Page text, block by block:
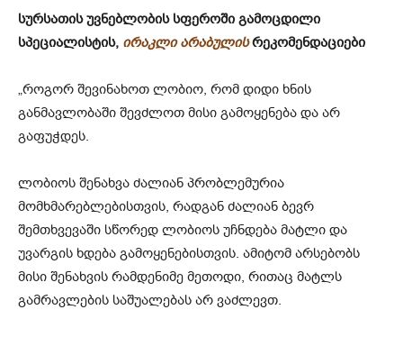
სურსათის უვნებლობის სფეროში გამოცდილი
სპეციალისტის, ირაკლი არაბულისრეკომენდაციები
„როგორ შევინახოთ ლობიო, რომ დიდი ხნის
განმავლობაში შევძლოთ მისი გამოყენება და არ
გაფუჭდეს.
ლობიოს შენახვა ძალიან პრობლემურია
მომხმარებლებისთვის, რადგან ძალიან ბევრ
შემთხვევაში სწორედ ლობიოს უჩნდება მატლი და
უვარგის ხდება გამოყენებისთვის. ამიტომ არსებობს
მისი შენახვის რამდენიმე მეთოდი, რითაც მატლს
გამრავლების საშუალებას არ ვაძლევთ.